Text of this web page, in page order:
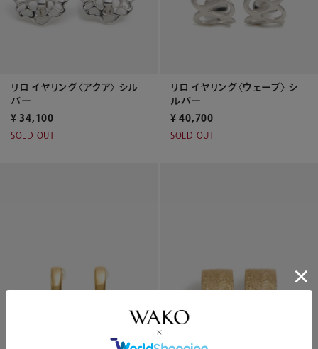
リロ イヤリング〈アクア〉 シル
バー
¥ 34,100
SOLD OUT
リロ イヤリング〈ウェーブ〉 シ
ルバー
¥ 40,700
SOLD OUT